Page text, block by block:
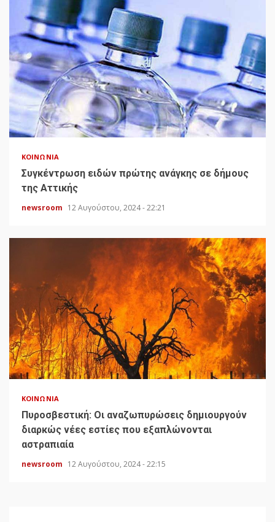
ΚΟΙΝΩΝΊΑ
Συγκέντρωση ειδών πρώτης ανάγκης σε δήμους
της Αττικής
newsroom 12 Αυγούστου, 2024 - 22:21
ΚΟΙΝΩΝΊΑ
Πυροσβεστική: Οι αναζωπυρώσεις δημιουργούν
διαρκώς νέες εστίες που εξαπλώνονται
αστραπιαία
newsroom 12 Αυγούστου, 2024 - 22:15